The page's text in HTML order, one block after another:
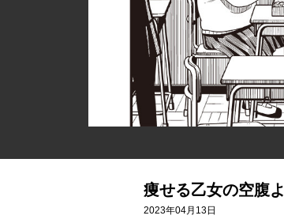
痩せる乙女の空腹よ
2023年04月13日